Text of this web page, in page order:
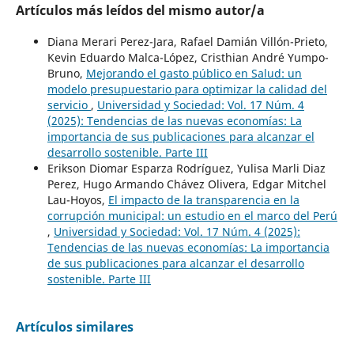
Artículos más leídos del mismo autor/a
Diana Merari Perez-Jara, Rafael Damián Villón-Prieto,
Kevin Eduardo Malca-López, Cristhian André Yumpo-
Bruno, Mejorando el gasto público en Salud: un
modelo presupuestario para optimizar la calidad del
servicio , Universidad y Sociedad: Vol. 17 Núm. 4
(2025): Tendencias de las nuevas economías: La
importancia de sus publicaciones para alcanzar el
desarrollo sostenible. Parte III
Erikson Diomar Esparza Rodríguez, Yulisa Marli Diaz
Perez, Hugo Armando Chávez Olivera, Edgar Mitchel
Lau-Hoyos, El impacto de la transparencia en la
corrupción municipal: un estudio en el marco del Perú
, Universidad y Sociedad: Vol. 17 Núm. 4 (2025):
Tendencias de las nuevas economías: La importancia
de sus publicaciones para alcanzar el desarrollo
sostenible. Parte III
Artículos similares